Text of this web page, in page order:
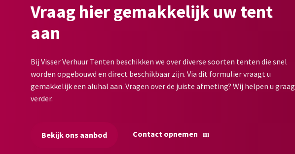
Vraag hier gemakkelijk uw tent
aan
Bij Visser Verhuur Tenten beschikken we over diverse soorten tenten die snel
worden opgebouwd en direct beschikbaar zijn. Via dit formulier vraagt u
gemakkelijk een aluhal aan. Vragen over de juiste afmeting? Wij helpen u graag
verder.
Bekijk ons aanbod Contact opnemen